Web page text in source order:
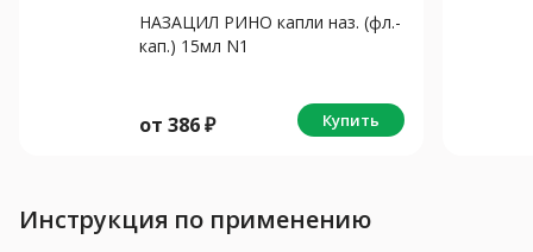
НАЗАЦИЛ РИНО капли наз. (фл.-
кап.) 15мл N1
от 386₽ Купить
Инструкция по применению